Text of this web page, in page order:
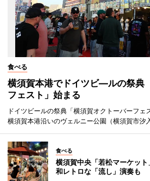
食べる
横須賀本港でドイツビ―ルの祭
フェスト」始まる
ドイツビールの祭典「横須賀オクトーバーフェ
横須賀本港沿いのヴェルニー公園（横須賀市汐
食べる
横須賀中央「若松マーケッ
和レトロな「流し」演奏も